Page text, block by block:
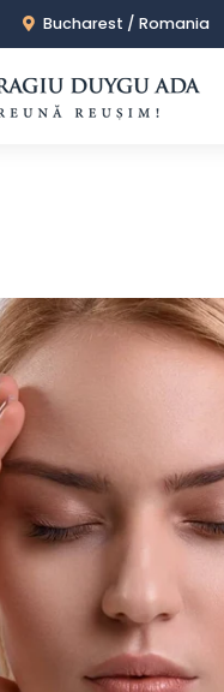
Bucharest / Romania